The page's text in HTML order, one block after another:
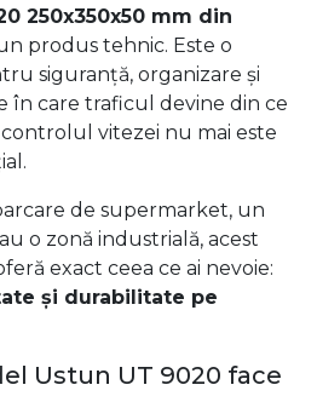
250x350x50 mm din
produs tehnic. Este o
siguranță, organizare și
în care traficul devine din ce
vitezei nu mai este
de supermarket, un
o zonă industrială, acest
exact ceea ce ai nevoie:
și durabilitate pe
Ustun UT 9020 face